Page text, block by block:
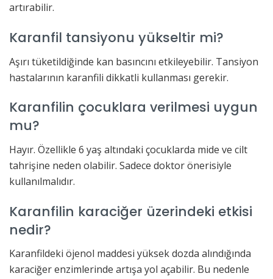
artırabilir.
Karanfil tansiyonu yükseltir mi?
Aşırı tüketildiğinde kan basıncını etkileyebilir. Tansiyon
hastalarının karanfili dikkatli kullanması gerekir.
Karanfilin çocuklara verilmesi uygun
mu?
Hayır. Özellikle 6 yaş altındaki çocuklarda mide ve cilt
tahrişine neden olabilir. Sadece doktor önerisiyle
kullanılmalıdır.
Karanfilin karaciğer üzerindeki etkisi
nedir?
Karanfildeki öjenol maddesi yüksek dozda alındığında
karaciğer enzimlerinde artışa yol açabilir. Bu nedenle